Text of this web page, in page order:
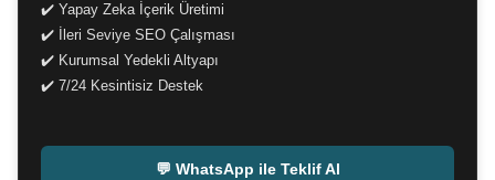
✔️ Yapay Zeka İçerik Üretimi
✔️ İleri Seviye SEO Çalışması
✔️ Kurumsal Yedekli Altyapı
✔️ 7/24 Kesintisiz Destek
💬 WhatsApp ile Teklif Al